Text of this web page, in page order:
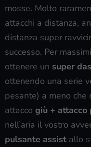
mosse. Molto
attacchi a distanza,
distanza super
successo. Per
ottenere un super
ottenendo una serie
pesante) a meno che
attacco giù + attacco
nell’aria il vostro
pulsante assist allo